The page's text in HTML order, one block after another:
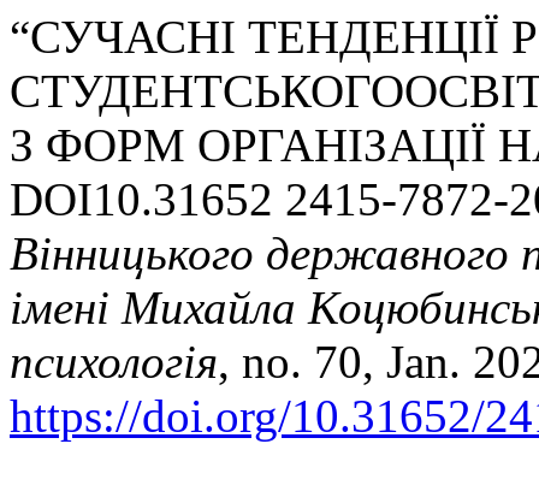
“СУЧАСНІ ТЕНДЕНЦІЇ
З ФОРМ ОРГАНІЗАЦІЇ
DOI10.31652 2415-7872-
Вінницького державного
імені Михайла
психологія, no. 70, Jan.
https://doi.org/10.31652/